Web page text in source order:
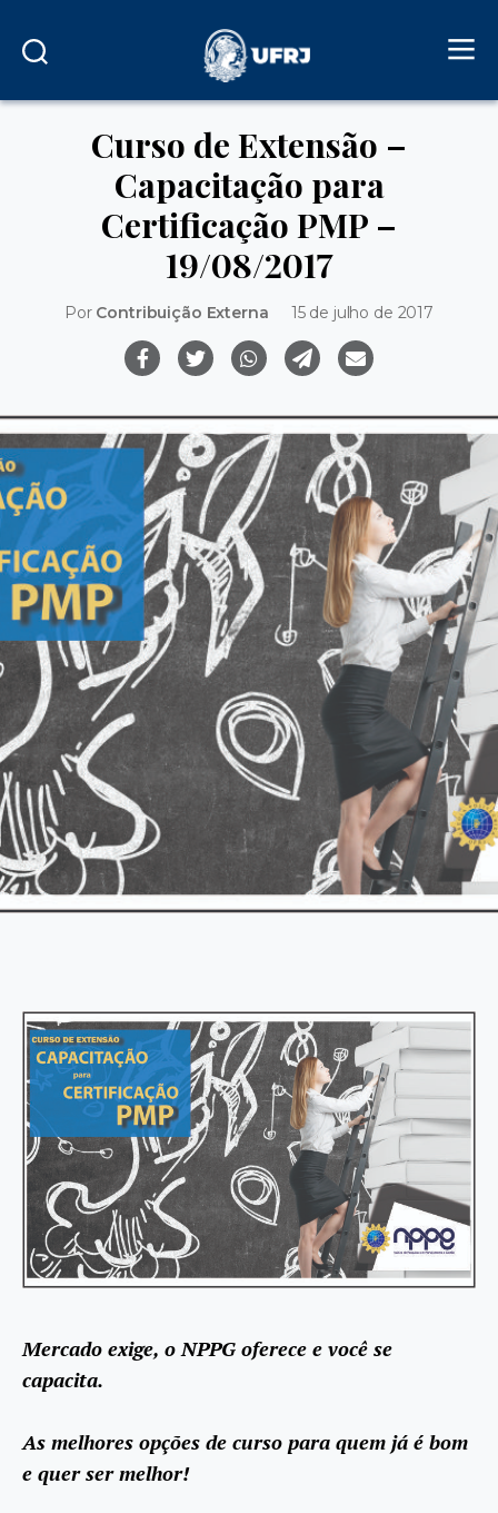
Curso de Extensão –
Capacitação para
Certificação PMP –
19/08/2017
Por Contribuição Externa 15 de julho de 2017
Mercado exige, o NPPG oferece e você se
capacita.
As melhores opções de curso para quem já é bom
e quer ser melhor!